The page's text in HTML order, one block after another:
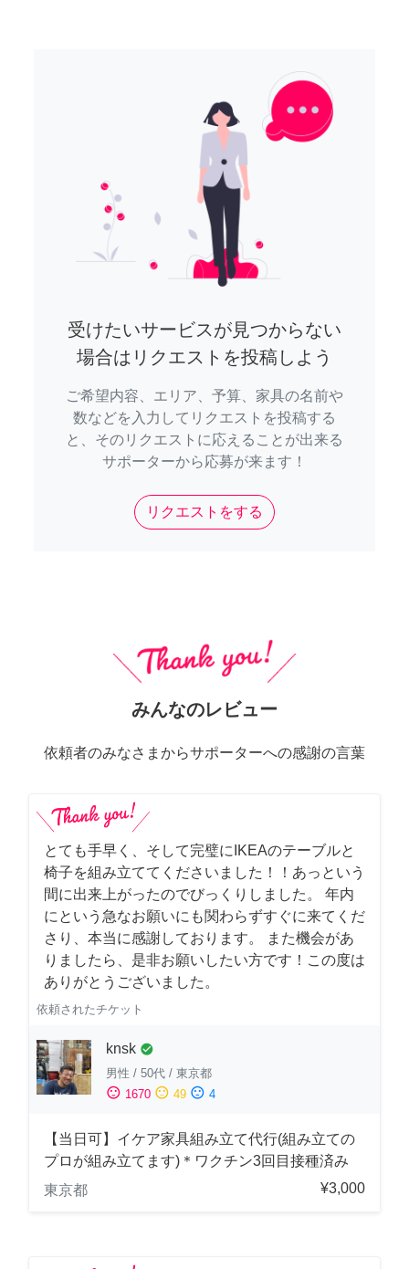
受けたいサービスが見つからない
場合はリクエストを投稿しよう
ご希望内容、エリア、予算、家具の名前や
数などを入力してリクエストを投稿する
と、そのリクエストに応えることが出来る
サポーターから応募が来ます！
リクエストをする
みんなのレビュー
依頼者のみなさまからサポーターへの感謝の言葉
とても手早く、そして完璧にIKEAのテーブルと
椅子を組み立ててくださいました！！あっという
間に出来上がったのでびっくりしました。 年内
にという急なお願いにも関わらずすぐに来てくだ
さり、本当に感謝しております。 また機会があ
りましたら、是非お願いしたい方です！この度は
ありがとうございました。
依頼されたチケット
knsk check_circle
男性 / 50代 / 東京都
sentiment_satisfied 1670 sentiment_neutral 49 sentiment_dissatisfied 4
【当日可】イケア家具組み立て代行(組み立ての
プロが組み立てます)＊ワクチン3回目接種済み
東京都
¥3,000